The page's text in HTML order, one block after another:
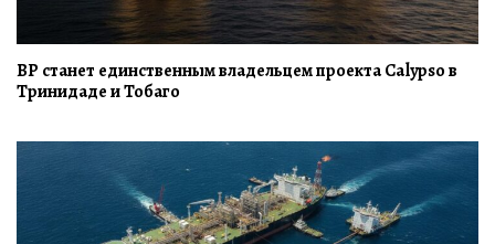
BP станет единственным владельцем проекта Calypso в
Тринидаде и Тобаго